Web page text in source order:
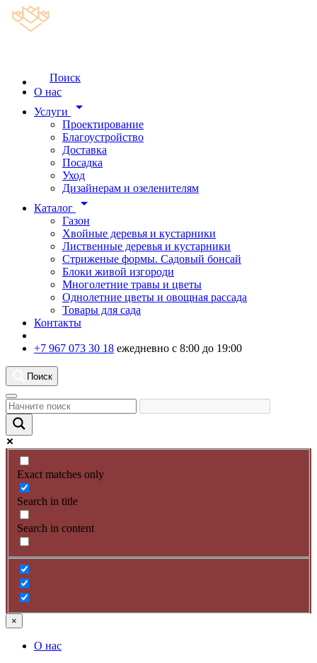
Поиск
О нас
Услуги
arrow_drop_down
Проектирование
Благоустройство
Доставка
Посадка
Уход
Дизайнерам и озеленителям
Каталог
arrow_drop_down
Газон
Хвойные деревья и кустарники
Лиственные деревья и кустарники
Стриженые формы. Садовый бонсай
Блоки живой изгороди
Многолетние травы и цветы
Однолетние цветы и овощная рассада
Товары для сада
Контакты
+7 967 073 30 18 ежедневно с 8:00 до 19:00
Поиск
Exact matches only
Search in title
Search in content
×
О нас